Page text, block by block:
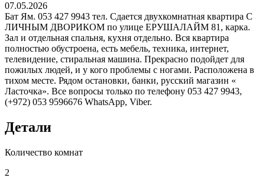
07.05.2026
Бат Ям. 053 427 9943 тел. Сдается двухкомнатная квартира С
ЛИЧНЫМ ДВОРИКОМ по улице ЕРУШАЛАЙМ 81, карка.
Зал и отдельная спальня, кухня отдельно. Вся квартира
полностью обустроена, есть мебель, техника, интернет,
телевидение, стиральная машина. Прекрасно подойдет для
пожилых людей, и у кого проблемы с ногами. Расположена в
тихом месте. Рядом остановки, банки, русский магазин «
Ласточка». Все вопросы только по телефону 053 427 9943,
(+972) 053 9596676 WhatsApp, Viber.
Детали
Количество комнат
2